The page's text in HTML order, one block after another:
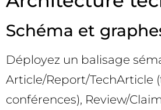
Schéma et
Déployez un balisage
Article/Report/TechArticle
conférences), Review/